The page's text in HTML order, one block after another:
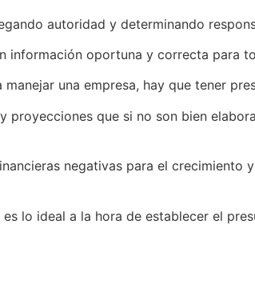
autoridad y determinando
información oportuna y correcta para
una empresa, hay que tener
proyecciones que si no son bien
negativas para el
lo ideal a la hora de establecer el